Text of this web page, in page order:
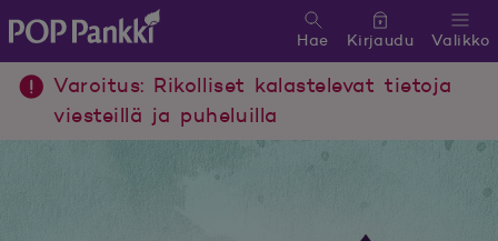
POP Pankki, etusivulle
Valikko
Hae Kirjaudu
Varoitus: Rikolliset kalastelevat tietoja
viesteillä ja puheluilla